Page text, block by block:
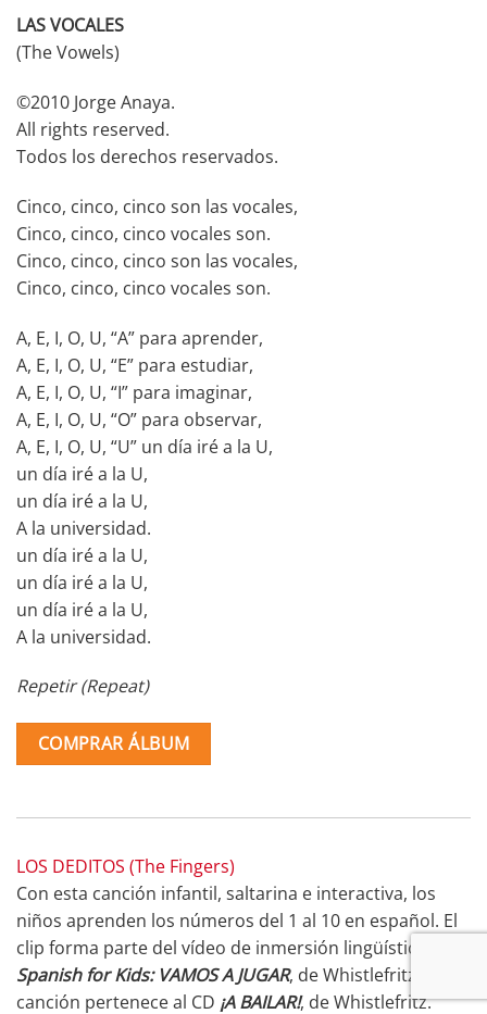
LAS VOCALES
(The Vowels)
©2010 Jorge Anaya.
All rights reserved.
Todos los derechos reservados.
Cinco, cinco, cinco son las vocales,
Cinco, cinco, cinco vocales son.
Cinco, cinco, cinco son las vocales,
Cinco, cinco, cinco vocales son.
A, E, I, O, U, “A” para aprender,
A, E, I, O, U, “E” para estudiar,
A, E, I, O, U, “I” para imaginar,
A, E, I, O, U, “O” para observar,
A, E, I, O, U, “U” un día iré a la U,
un día iré a la U,
un día iré a la U,
A la universidad.
un día iré a la U,
un día iré a la U,
un día iré a la U,
A la universidad.
Repetir (Repeat)
COMPRAR ÁLBUM
LOS DEDITOS (The Fingers)
Con esta canción infantil, saltarina e interactiva, los
niños aprenden los números del 1 al 10 en español. El
clip forma parte del vídeo de inmersión lingüística
Spanish for Kids: VAMOS A JUGAR, de Whistlefritz. La
canción pertenece al CD ¡A BAILAR!, de Whistlefritz.